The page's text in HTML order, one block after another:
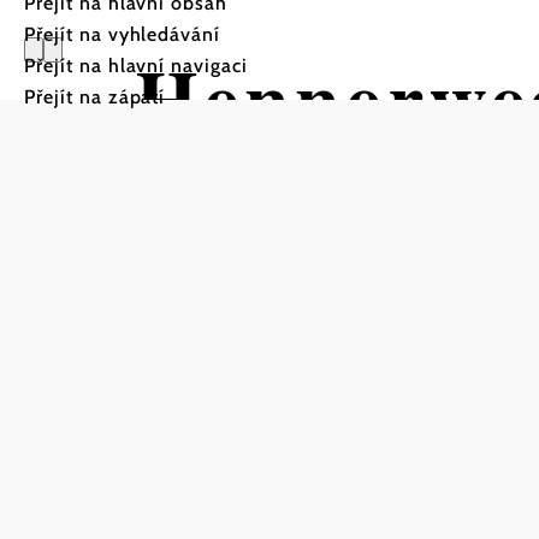
Přejít na vyhledávání
Přejít na hlavní navigaci
Přejít na zápatí